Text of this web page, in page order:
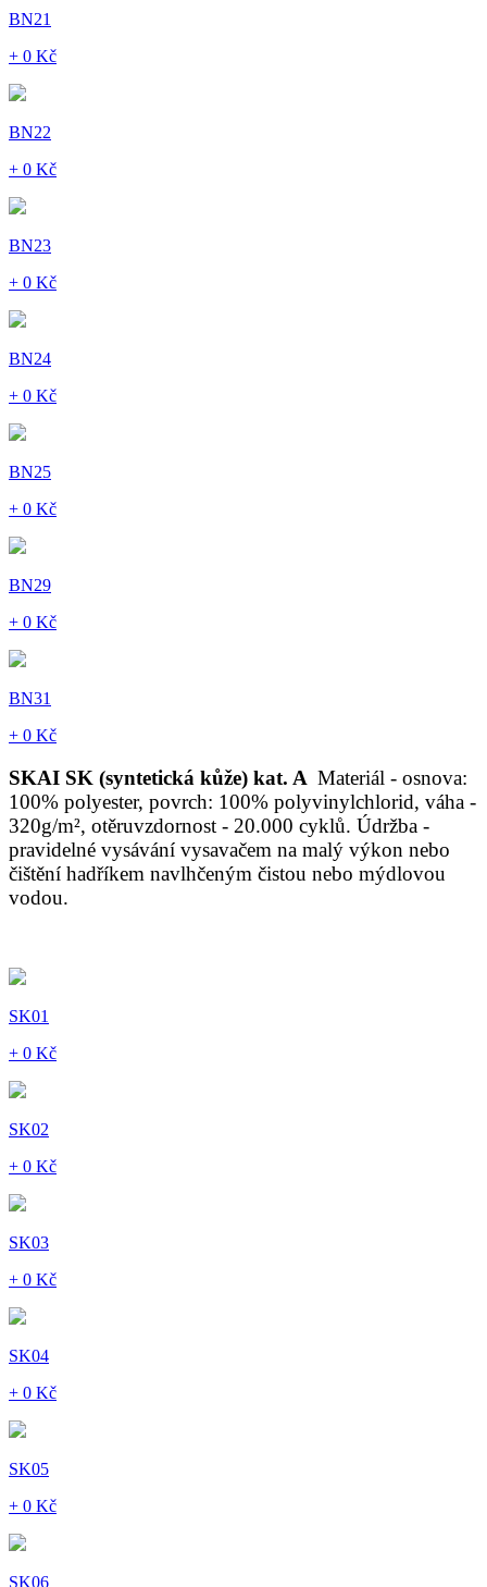
BN21
+ 0 Kč
BN22
+ 0 Kč
BN23
+ 0 Kč
BN24
+ 0 Kč
BN25
+ 0 Kč
BN29
+ 0 Kč
BN31
+ 0 Kč
SKAI SK (syntetická kůže) kat. A Materiál - osnova:
100% polyester, povrch: 100% polyvinylchlorid, váha -
320g/m², otěruvzdornost - 20.000 cyklů. Údržba -
pravidelné vysávání vysavačem na malý výkon nebo
čištění hadříkem navlhčeným čistou nebo mýdlovou
vodou.
SK01
+ 0 Kč
SK02
+ 0 Kč
SK03
+ 0 Kč
SK04
+ 0 Kč
SK05
+ 0 Kč
SK06